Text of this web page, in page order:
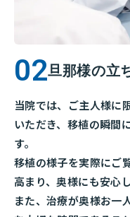
旦那様の立
当院では、ご主人様に
いただき、移植の瞬間
す。
移植の様子を実際にご
高まり、奥様にも安心
また、治療が奥様お一